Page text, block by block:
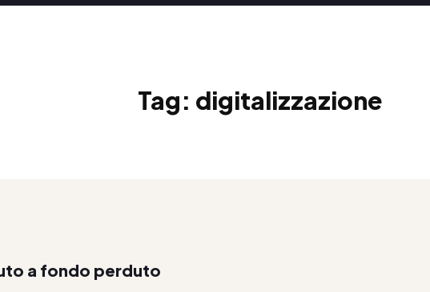
Tag: digitalizzazione
a fondo perduto